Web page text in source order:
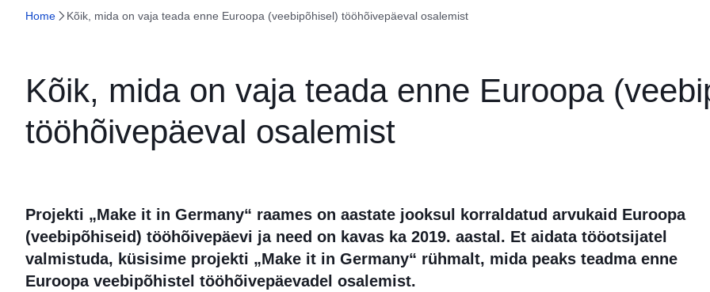
Home Kõik, mida on vaja teada enne Euroopa (veebipõhisel) tööhõivepäeval osalemist
Kõik, mida on vaja teada enne Euroopa
tööhõivepäeval osalemist
Projekti „Make it in Germany“ raames on aastate jooksul korraldatud arvukaid Euroopa
(veebipõhiseid) tööhõivepäevi ja need on kavas ka 2019. aastal. Et aidata tööotsijatel
valmistuda, küsisime projekti „Make it in Germany“ rühmalt, mida peaks teadma enne
Euroopa veebipõhistel tööhõivepäevadel osalemist.